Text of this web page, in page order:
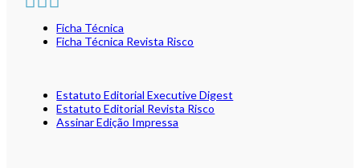
Ficha Técnica
Ficha Técnica Revista Risco
Estatuto Editorial Executive Digest
Estatuto Editorial Revista Risco
Assinar Edição Impressa